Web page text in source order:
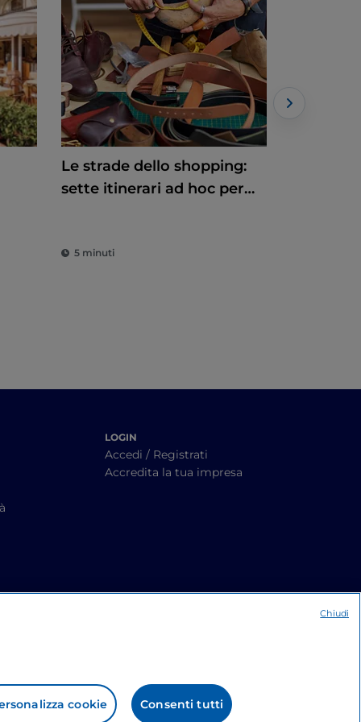
un giorno di
Le strade dello shopping:
sette itinerari ad hoc per
5 minuti
LOGIN
Accedi / Registrati
Accredita la tua impresa
cookie Consenti tutti
Chiudi